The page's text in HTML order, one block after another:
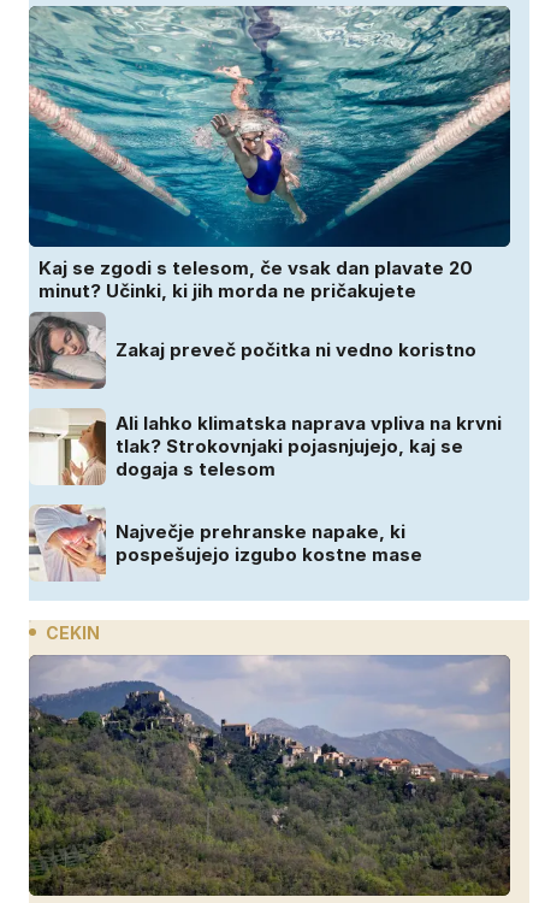
Kaj se zgodi s telesom, če vsak dan plavate 20
minut? Učinki, ki jih morda ne pričakujete
Zakaj preveč počitka ni vedno koristno
Ali lahko klimatska naprava vpliva na krvni
tlak? Strokovnjaki pojasnjujejo, kaj se
dogaja s telesom
Največje prehranske napake, ki
pospešujejo izgubo kostne mase
CEKIN